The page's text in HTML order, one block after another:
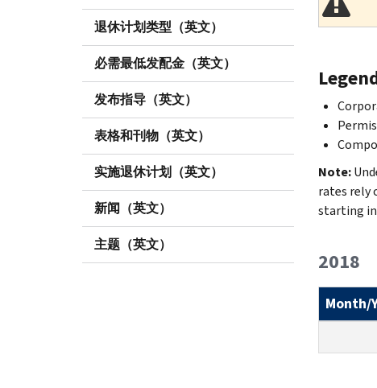
退休计划类型（英文）
必需最低发配金（英文）
发布指导（英文）
表格和刊物（英文）
实施退休计划（英文）
新闻（英文）
主题（英文）
Note:
rates rely
starting in
2018
Month/